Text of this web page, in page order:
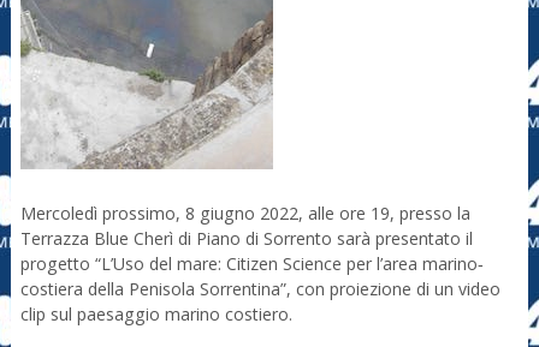
Mercoledì prossimo, 8 giugno 2022, alle ore 19, presso la
Terrazza Blue Cherì di Piano di Sorrento sarà presentato il
progetto “L’Uso del mare: Citizen Science per l’area marino‐
costiera della Penisola Sorrentina”, con proiezione di un video
clip sul paesaggio marino costiero.